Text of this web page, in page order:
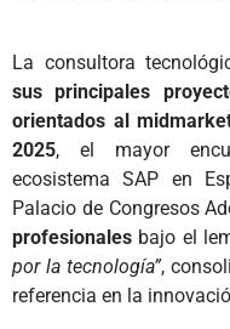
La consultora
sus principales
orientados al
2025, el mayor
ecosistema SAP en
Palacio de Congresos
profesionales bajo el
por la tecnología”,
referencia en la